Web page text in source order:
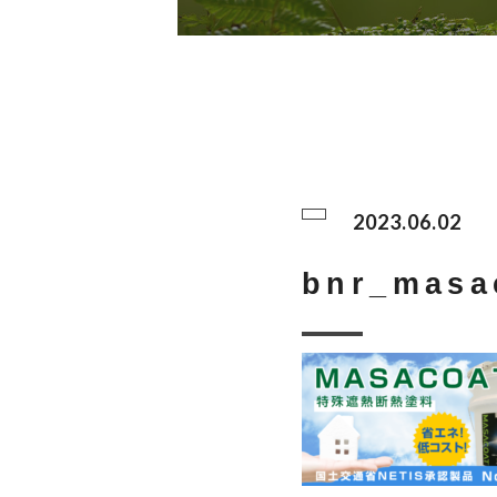
2023.06.02